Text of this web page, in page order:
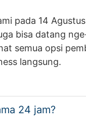
pada 14
bisa datang
semua opsi
langsung.
24 jam?